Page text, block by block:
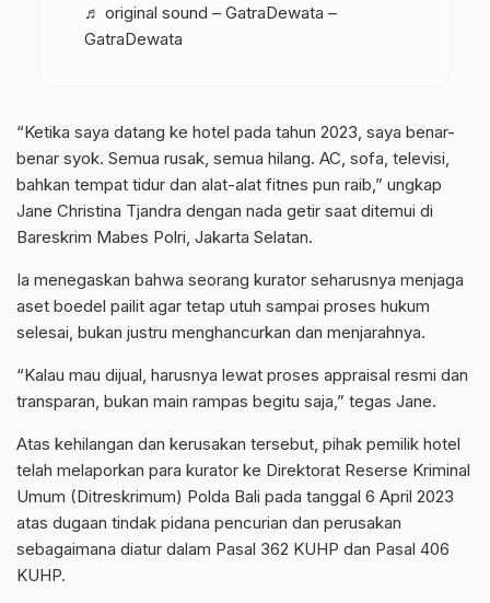
♬ original sound – GatraDewata –
GatraDewata
“Ketika saya datang ke hotel pada tahun 2023, saya benar-
benar syok. Semua rusak, semua hilang. AC, sofa, televisi,
bahkan tempat tidur dan alat-alat fitnes pun raib,” ungkap
Jane Christina Tjandra dengan nada getir saat ditemui di
Bareskrim Mabes Polri, Jakarta Selatan.
Ia menegaskan bahwa seorang kurator seharusnya menjaga
aset boedel pailit agar tetap utuh sampai proses hukum
selesai, bukan justru menghancurkan dan menjarahnya.
“Kalau mau dijual, harusnya lewat proses appraisal resmi dan
transparan, bukan main rampas begitu saja,” tegas Jane.
Atas kehilangan dan kerusakan tersebut, pihak pemilik hotel
telah melaporkan para kurator ke Direktorat Reserse Kriminal
Umum (Ditreskrimum) Polda Bali pada tanggal 6 April 2023
atas dugaan tindak pidana pencurian dan perusakan
sebagaimana diatur dalam Pasal 362 KUHP dan Pasal 406
KUHP.